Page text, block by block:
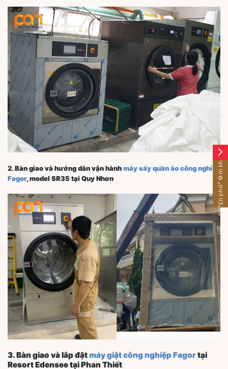
2. Bàn giao và hướng dẫn vận hànhmáy sấy quần áo công nghiệp
Fagor, model SR35 tại Quy Nhơn
3. Bàn giao và lắp đặtmáy giặt công nghiệp Fagortại
Resort Edensee tại Phan Thiết
arrow_forward_ios
Sáº£n pháº©m khÃ¡c